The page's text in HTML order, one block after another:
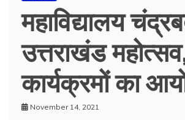
महाविद्यालय
उत्तराखंड
कार्यक्रमों का
November 14, 2021